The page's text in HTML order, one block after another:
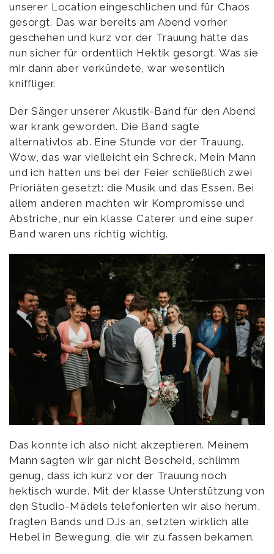
unserer Location eingeschlichen und für Chaos
gesorgt. Das war bereits am Abend vorher
geschehen und kurz vor der Trauung hätte das
nun sicher für ordentlich Hektik gesorgt. Was sie
mir dann aber verkündete, war wesentlich
kniffliger.
Der Sänger unserer Akustik-Band für den Abend
war krank geworden. Die Band sagte
alternativlos ab. Eine Stunde vor der Trauung.
Wow, das war vielleicht ein Schreck. Mein Mann
und ich hatten uns bei der Feier schließlich zwei
Prioriäten gesetzt: die Musik und das Essen. Bei
allem anderen machten wir Kompromisse und
Abstriche, nur ein klasse Caterer und eine super
Band waren uns richtig wichtig.
Das konnte ich also nicht akzeptieren. Meinem
Mann sagten wir gar nicht Bescheid, schlimm
genug, dass ich kurz vor der Trauung noch
hektisch wurde. Mit der klasse Unterstützung von
den Studio-Mädels telefonierten wir also herum,
fragten Bands und DJs an, setzten wirklich alle
Hebel in Bewegung, die wir zu fassen bekamen.